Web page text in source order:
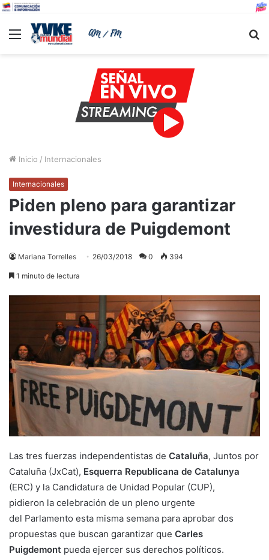
Menu
Inicio / Internacionales
Internacionales
Piden pleno para garantizar
investidura de Puigdemont
Mariana Torrelles 26/03/2018 0 394
1 minuto de lectura
Las tres fuerzas independentistas de Cataluña, Juntos por
Cataluña (JxCat), Esquerra Republicana de Catalunya
(ERC) y la Candidatura de Unidad Popular (CUP),
pidieron la celebración de un pleno urgente
del Parlamento esta misma semana para aprobar dos
propuestas que buscan garantizar que Carles
Puigdemont pueda ejercer sus derechos políticos.